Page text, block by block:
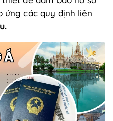
ứng các quy định liên